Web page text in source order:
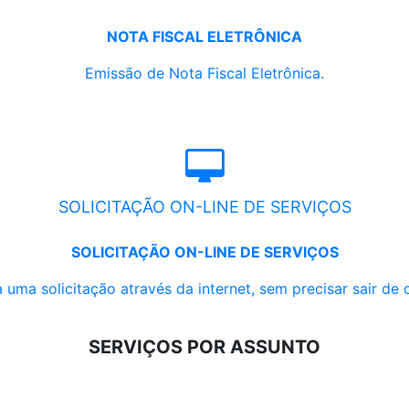
NOTA FISCAL ELETRÔNICA
Emissão de Nota Fiscal Eletrônica.
SOLICITAÇÃO ON-LINE DE SERVIÇOS
SOLICITAÇÃO ON-LINE DE SERVIÇOS
uma solicitação através da internet, sem precisar sair de
SERVIÇOS POR ASSUNTO